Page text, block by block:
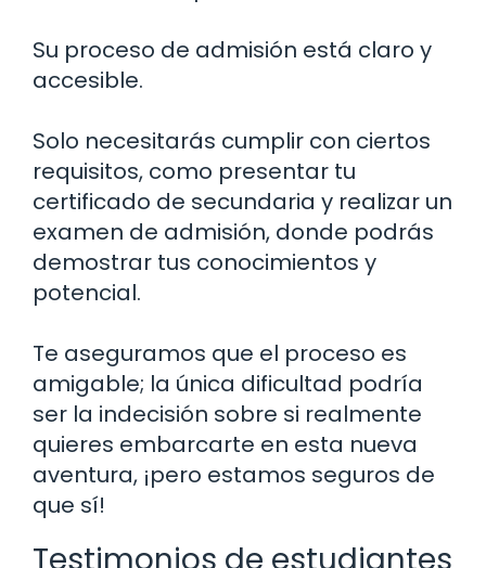
Su proceso de admisión está claro y
accesible.
Solo necesitarás cumplir con ciertos
requisitos, como presentar tu
certificado de secundaria y realizar un
examen de admisión, donde podrás
demostrar tus conocimientos y
potencial.
Te aseguramos que el proceso es
amigable; la única dificultad podría
ser la indecisión sobre si realmente
quieres embarcarte en esta nueva
aventura, ¡pero estamos seguros de
que sí!
Testimonios de estudiantes